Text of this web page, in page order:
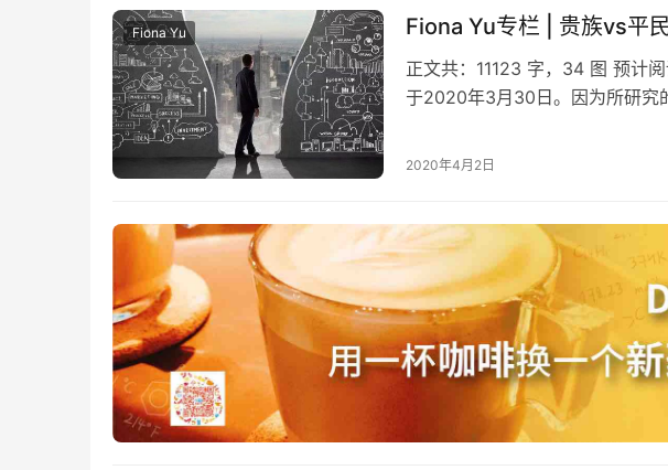
Fiona Yu Fiona Yu专栏 | 贵族vs平
正文共：11123 字，34 图 预计
于2020年3月30日。因为所研究
2020年4月2日